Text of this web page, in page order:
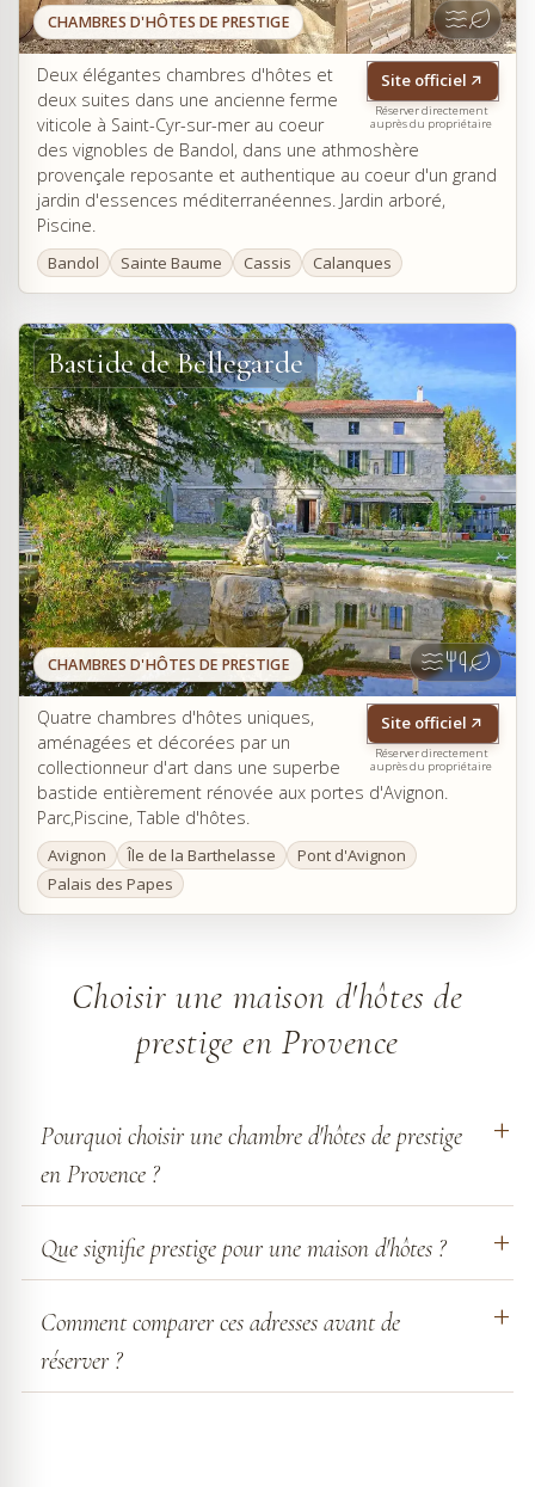
CHAMBRES D'HÔTES DE PRESTIGE
Site officiel
Réserver directement
auprès du propriétaire
Deux élégantes chambres d'hôtes et
deux suites dans une ancienne ferme
viticole à Saint-Cyr-sur-mer au coeur
des vignobles de Bandol, dans une athmoshère
provençale reposante et authentique au coeur d'un grand
jardin d'essences méditerranéennes. Jardin arboré,
Piscine.
Bandol Sainte Baume Cassis Calanques
CHAMBRES D'HÔTES DE PRESTIGE
Bastide de Bellegarde
Site officiel
Réserver directement
auprès du propriétaire
Quatre chambres d'hôtes uniques,
aménagées et décorées par un
collectionneur d'art dans une superbe
bastide entièrement rénovée aux portes d'Avignon.
Parc,Piscine, Table d'hôtes.
Avignon Île de la Barthelasse
Pont d'Avignon
Palais des Papes
Choisir une maison d'hôtes de
prestige en Provence
Pourquoi choisir une chambre d'hôtes de prestige
en Provence ?
Que signifie prestige pour une maison d'hôtes ?
Comment comparer ces adresses avant de
réserver ?